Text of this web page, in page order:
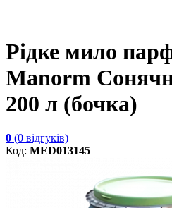
Рідке мило
Manorm
200 л (бочка)
0 (0 відгуків)
Код: MED013145